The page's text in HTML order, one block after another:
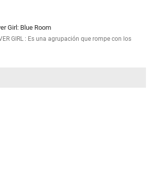
Girl: Blue Room
GIRL : Es una agrupación que rompe con los